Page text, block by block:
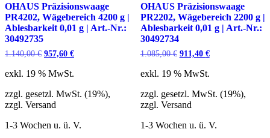
OHAUS Präzisionswaage
PR4202, Wägebereich 4200 g |
Ablesbarkeit 0,01 g | Art.-Nr.:
30492735
1.140,00€ Ursprünglicher
war:
957,60 €Aktueller
exkl. 19 % MwSt.
zzgl. gesetzl. MwSt. (19%),
zzgl. Versand
1-3 Wochen u. ü. V.
OHAUS Präzisionswaage
PR2202, Wägebereich 2200 g |
Ablesbarkeit 0,01 g | Art.-Nr.:
30492734
1.085,00€ Ursprünglicher
war:
911,40 €Aktueller
exkl. 19 % MwSt.
zzgl. gesetzl. MwSt. (19%),
zzgl. Versand
1-3 Wochen u. ü. V.